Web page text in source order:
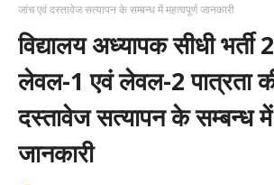
जांच एवं दस्तावेज सत्यापन के सम्बन्ध में महत्वपूर्ण जानकारी
विद्यालय अध्यापक सीधी भर्ती
लेवल-1 एवं लेवल-2 पात्रता
दस्तावेज सत्यापन के सम्बन्ध में
जानकारी